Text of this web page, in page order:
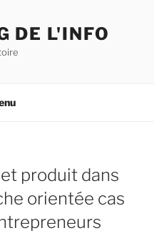
DE L'INFO
produit dans
orientée cas